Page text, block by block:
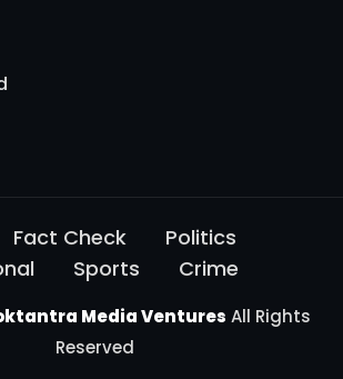
Fact Check
Politics
Sports Crime
Media Ventures All Rights
Reserved